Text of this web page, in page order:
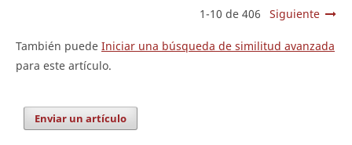
1-10 de 406 Siguiente
También puede Iniciar una búsqueda de similitud avanzada
para este artículo.
Enviar un artículo